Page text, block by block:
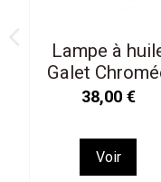
Lampe à
Galet
18cm L
38,00 €
Voir